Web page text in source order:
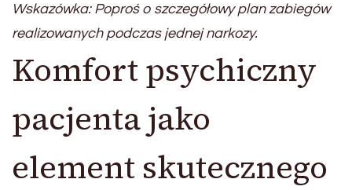
Wskazówka: Poproś o szczegółowy plan zabiegów
realizowanych podczas jednej narkozy.
Komfort psychiczny
pacjenta jako
element skutecznego